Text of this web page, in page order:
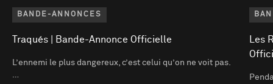
BANDE-ANNONCES
Traqués | Bande-Annonce Officielle
L’ennemi le plus dangereux, c’est celui qu’on ne voit pas.
Les